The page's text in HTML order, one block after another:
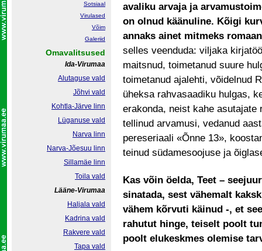
avaliku arvaja ja
on olnud käänuline. Kõigi
annaks ainet mitmeks
selles veenduda: viljaka
maitsnud, toimetanud suure
toimetanud ajalehti, võidelnud
üheksa rahvasaadiku hulgas,
erakonda, neist kahe
tellinud arvamusi, vedanud
pereseriaali «Õnne 13»,
teinud südamesoojuse ja
Kas võin öelda, Teet –
sinatada, sest vähemalt
vähem kõrvuti käinud -, et
rahutut hinge, teiselt poolt
poolt elukeskmes olemise
Sotsiaal
Virulased
Võim
Galeriid
Omavalitsused
Ida-Virumaa
Alutaguse vald
Jõhvi vald
Kohtla-Järve linn
Lüganuse vald
Narva linn
Narva-Jõesuu linn
Sillamäe linn
Toila vald
Lääne-Virumaa
Haljala vald
Kadrina vald
Rakvere vald
Tapa vald